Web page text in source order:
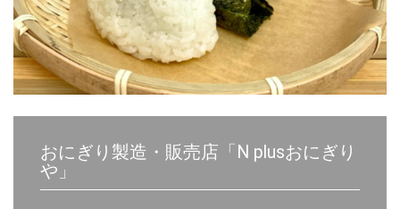
おにぎり製造・販売店「N plusおにぎり
や」